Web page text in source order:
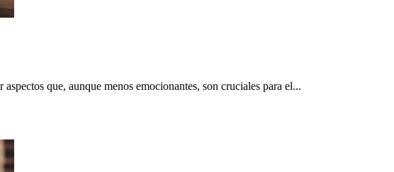
que, aunque menos emocionantes, son cruciales para el...